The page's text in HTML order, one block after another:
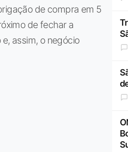
de compra em 5
de fechar a
assim, o negócio